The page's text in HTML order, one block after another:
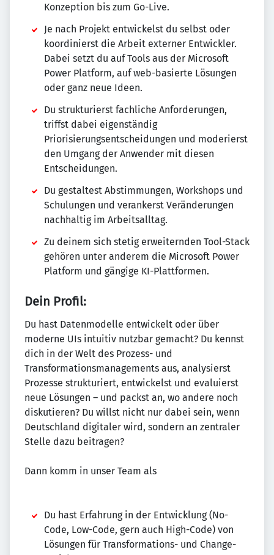
Konzeption bis zum Go-Live.
Je nach Projekt entwickelst du selbst oder
koordinierst die Arbeit externer Entwickler.
Dabei setzt du auf Tools aus der Microsoft
Power Platform, auf web-basierte Lösungen
oder ganz neue Ideen.
Du strukturierst fachliche Anforderungen,
triffst dabei eigenständig
Priorisierungsentscheidungen und moderierst
den Umgang der Anwender mit diesen
Entscheidungen.
Du gestaltest Abstimmungen, Workshops und
Schulungen und verankerst Veränderungen
nachhaltig im Arbeitsalltag.
Zu deinem sich stetig erweiternden Tool-Stack
gehören unter anderem die Microsoft Power
Platform und gängige KI-Plattformen.
Dein Profil:
Du hast Datenmodelle entwickelt oder über
moderne UIs intuitiv nutzbar gemacht? Du kennst
dich in der Welt des Prozess- und
Transformationsmanagements aus, analysierst
Prozesse strukturiert, entwickelst und evaluierst
neue Lösungen – und packst an, wo andere noch
diskutieren? Du willst nicht nur dabei sein, wenn
Deutschland digitaler wird, sondern an zentraler
Stelle dazu beitragen?
Dann komm in unser Team als
Du hast Erfahrung in der Entwicklung (No-
Code, Low-Code, gern auch High-Code) von
Lösungen für Transformations- und Change-